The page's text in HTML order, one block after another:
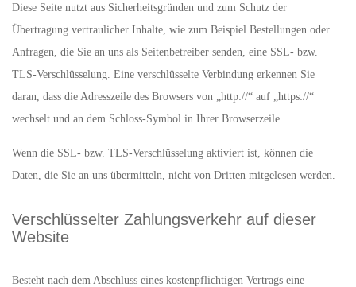
Diese Seite nutzt aus Sicherheitsgründen und zum Schutz der
Übertragung vertraulicher Inhalte, wie zum Beispiel Bestellungen oder
Anfragen, die Sie an uns als Seitenbetreiber senden, eine SSL- bzw.
TLS-Verschlüsselung. Eine verschlüsselte Verbindung erkennen Sie
daran, dass die Adresszeile des Browsers von „http://“ auf „https://“
wechselt und an dem Schloss-Symbol in Ihrer Browserzeile.
Wenn die SSL- bzw. TLS-Verschlüsselung aktiviert ist, können die
Daten, die Sie an uns übermitteln, nicht von Dritten mitgelesen werden.
Verschlüsselter Zahlungsverkehr auf dieser
Website
Besteht nach dem Abschluss eines kostenpflichtigen Vertrags eine